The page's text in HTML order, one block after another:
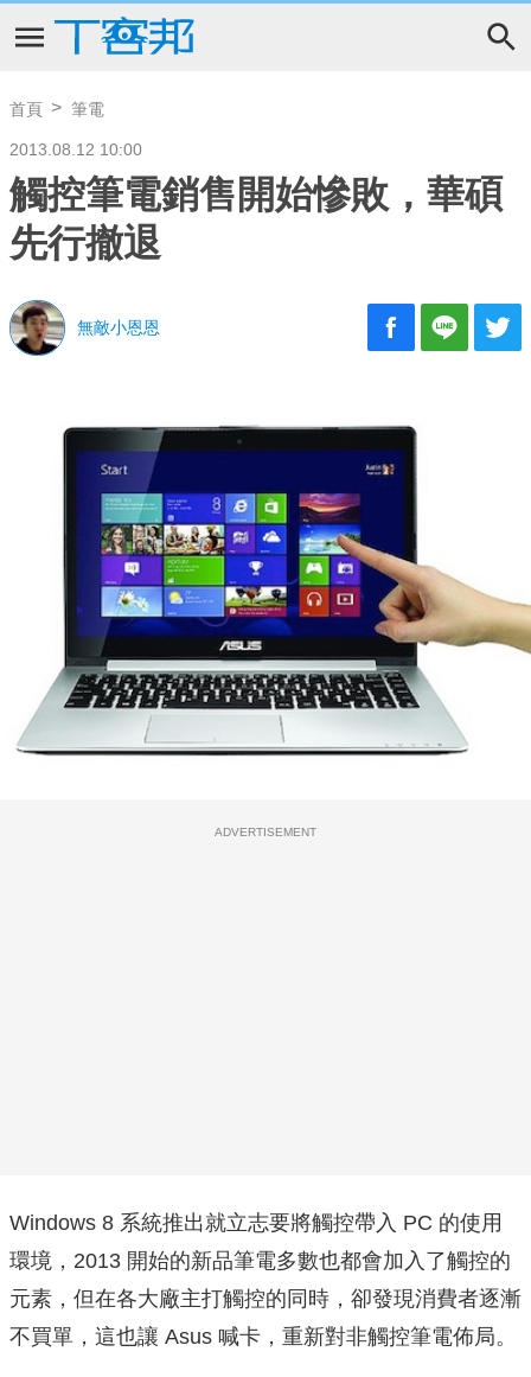
首頁 筆電
2013.08.12 10:00
觸控筆電銷售開始慘敗，華碩
先行撤退
無敵小恩恩
ADVERTISEMENT
Windows 8 系統推出就立志要將觸控帶入 PC 的使用
環境，2013 開始的新品筆電多數也都會加入了觸控的
元素，但在各大廠主打觸控的同時，卻發現消費者逐漸
不買單，這也讓 Asus 喊卡，重新對非觸控筆電佈局。